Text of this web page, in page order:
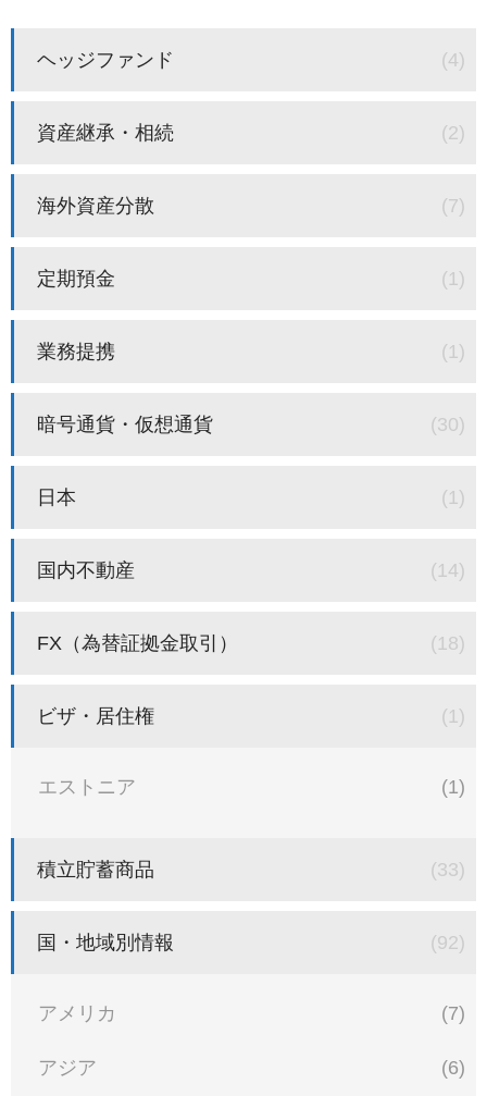
ヘッジファンド (4)
資産継承・相続 (2)
海外資産分散 (7)
定期預金 (1)
業務提携 (1)
暗号通貨・仮想通貨 (30)
日本 (1)
国内不動産 (14)
FX（為替証拠金取引） (18)
ビザ・居住権 (1)
エストニア (1)
積立貯蓄商品 (33)
国・地域別情報 (92)
アメリカ (7)
アジア (6)